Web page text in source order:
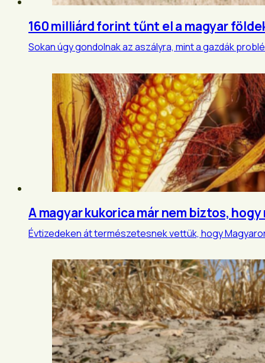
160 milliárd forint tűnt el a magyar
Sokan úgy gondolnak az aszályra, mint a gazdák
A magyar kukorica már nem biztos,
Évtizedeken át természetesnek vettük, hogy